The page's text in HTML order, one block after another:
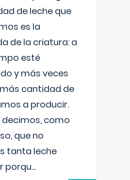
de leche que
es la
de la criatura: a
esté
y más veces
cantidad de
a producir.
decimos, como
que no
tanta leche
porqu...